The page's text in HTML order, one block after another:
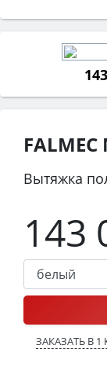
FALMEC
Вытяжка
143
ЗАКАЗАТЬ В 1